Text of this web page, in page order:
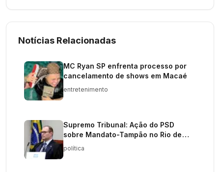
Notícias Relacionadas
MC Ryan SP enfrenta processo por
cancelamento de shows em Macaé
entretenimento
Supremo Tribunal: Ação do PSD
sobre Mandato-Tampão no Rio de
Janeiro
política